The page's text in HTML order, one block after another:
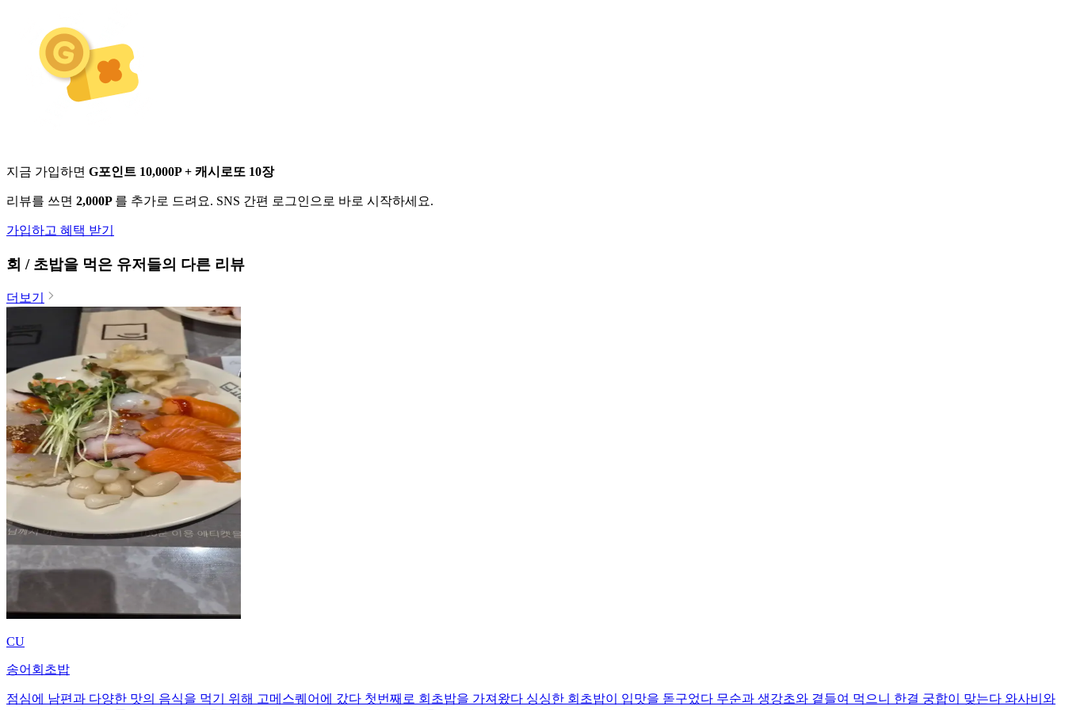
지금 가입하면 G포인트 10,000P + 캐시로또 10장
리뷰를 쓰면 2,000P 를 추가로 드려요. SNS 간편 로그인으로 바로 시작하세요.
가입하고 혜택 받기
회 / 초밥을 먹은 유저들의 다른 리뷰
더보기
CU
송어회초밥
점심에 남편과 다양한 맛의 음식을 먹기 위해 고메스퀘어에 갔다 첫번째로 회초밥을 가져왔다 싱싱한 회초밥이 입맛을 돋구었다 무순과 생강초와 곁들여 먹으니 한결 궁합이 맞는다 와사비와